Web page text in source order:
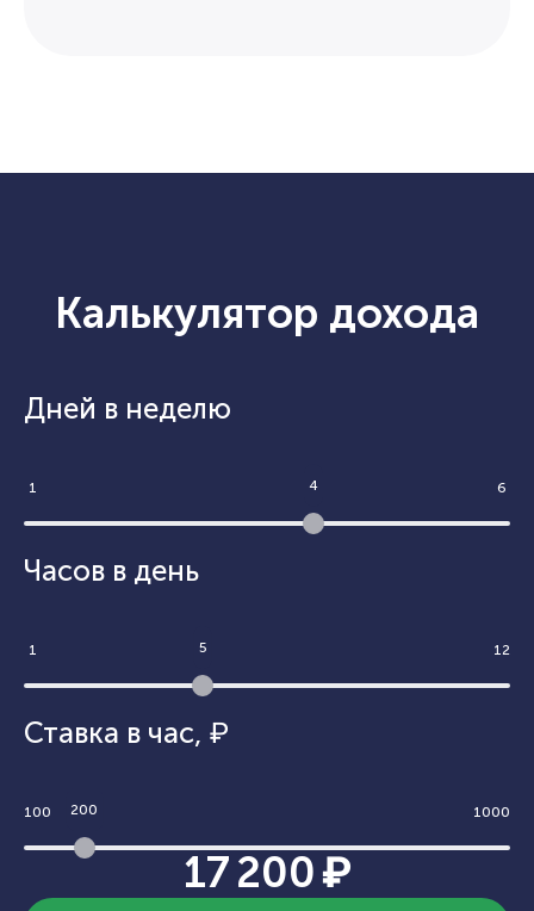
Калькулятор дохода
Дней в неделю
4
1 6
Часов в день
5
1 12
Ставка в час, ₽
200
100 1000
17 200 ₽